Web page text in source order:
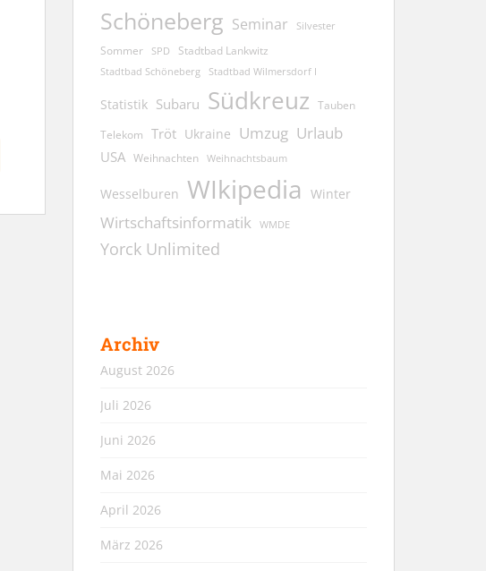
Schöneberg Seminar Silvester
Sommer SPD Stadtbad Lankwitz
Stadtbad Schöneberg Stadtbad Wilmersdorf I
Statistik Subaru Südkreuz Tauben
Telekom Tröt Ukraine Umzug Urlaub
USA Weihnachten Weihnachtsbaum
Wesselburen WIkipedia Winter
Wirtschaftsinformatik WMDE
Yorck Unlimited
Archiv
August 2026
Juli 2026
Juni 2026
Mai 2026
April 2026
März 2026